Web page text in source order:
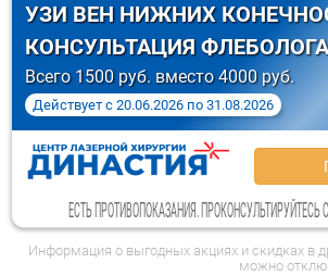
УЗИ ВЕН НИЖНИХ
КОНСУЛЬТАЦИЯ ФЛЕБОЛОГА
Всего 1500 руб. вместо 4000 руб.
Действует с 20.06.2026 по 31.08.2026
ЕСТЬ ПРОТИВОПОКАЗАНИЯ. ПРОКОНСУЛЬТИРУЙТЕСЬ
Информация о выгодных акциях и скидках в
можно